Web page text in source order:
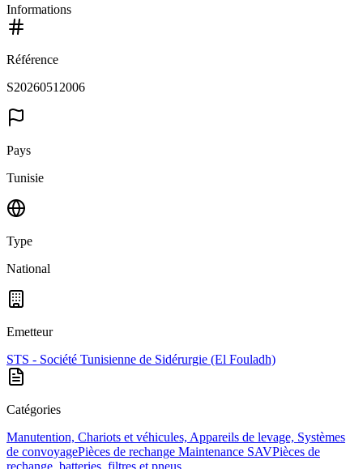
Informations
Référence
S20260512006
Pays
Tunisie
Type
National
Emetteur
STS - Société Tunisienne de Sidérurgie (El Fouladh)
Catégories
Manutention, Chariots et véhicules, Appareils de levage, Systèmes
de convoyagePièces de rechange Maintenance SAVPièces de
rechange, batteries, filtres et pneus